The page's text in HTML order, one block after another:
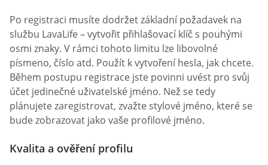
Po registraci musíte dodržet základní požadavek na
službu LavaLife – vytvořit přihlašovací klíč s pouhými
osmi znaky. V rámci tohoto limitu lze libovolné
písmeno, číslo atd. Použít k vytvoření hesla, jak chcete.
Během postupu registrace jste povinni uvést pro svůj
účet jedinečné uživatelské jméno. Než se tedy
plánujete zaregistrovat, zvažte stylové jméno, které se
bude zobrazovat jako vaše profilové jméno.
Kvalita a ověření profilu